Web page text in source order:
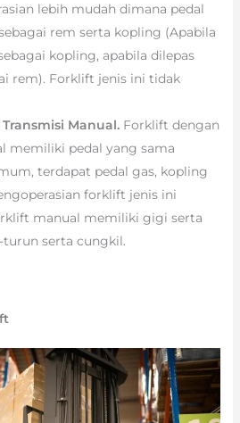
lebih mudah dimana pedal
rem serta kopling (Apabila
kopling, apabila dilepas
rem). Forklift jenis ini tidak
Manual.Forklift dengan
memiliki pedal yang sama
terdapat pedal gas, kopling
forklift jenis ini
manual memiliki gigi serta
turun serta cungkil.